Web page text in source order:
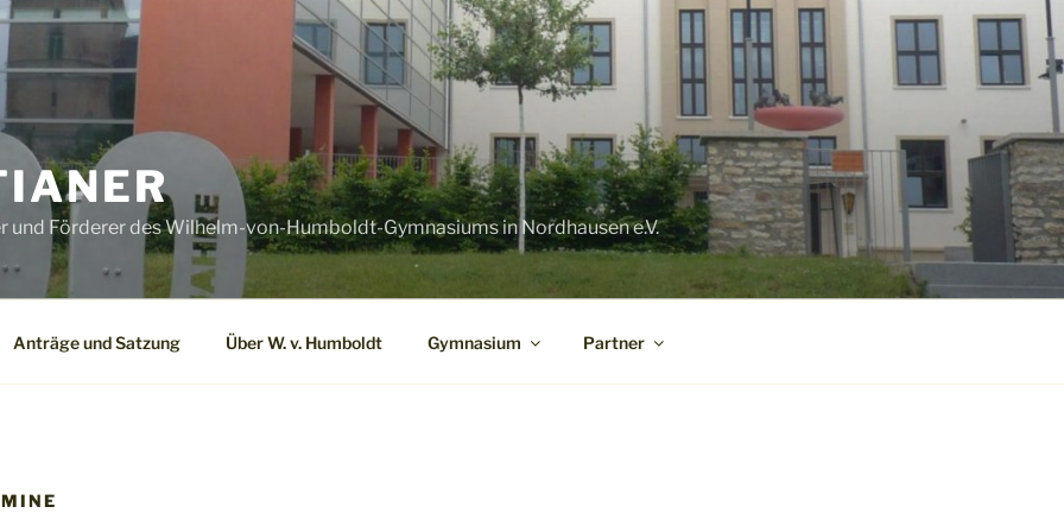
und Förderer des Wilhelm-von-Humboldt-Gymnasiums in Nordhausen e.V.
Anträge und Satzung Über W. v. Humboldt Gymnasium Partner